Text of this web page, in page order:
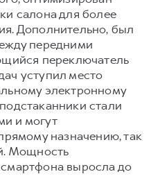
салона для более
Дополнительно, был
передними
переключатель
уступил место
электронному
стали
и могут
назначению, так
Мощность
выросла до